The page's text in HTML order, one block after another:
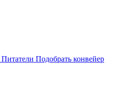
Питатели Подобрать конвейер